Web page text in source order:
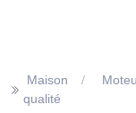
>>
Maison
qualité